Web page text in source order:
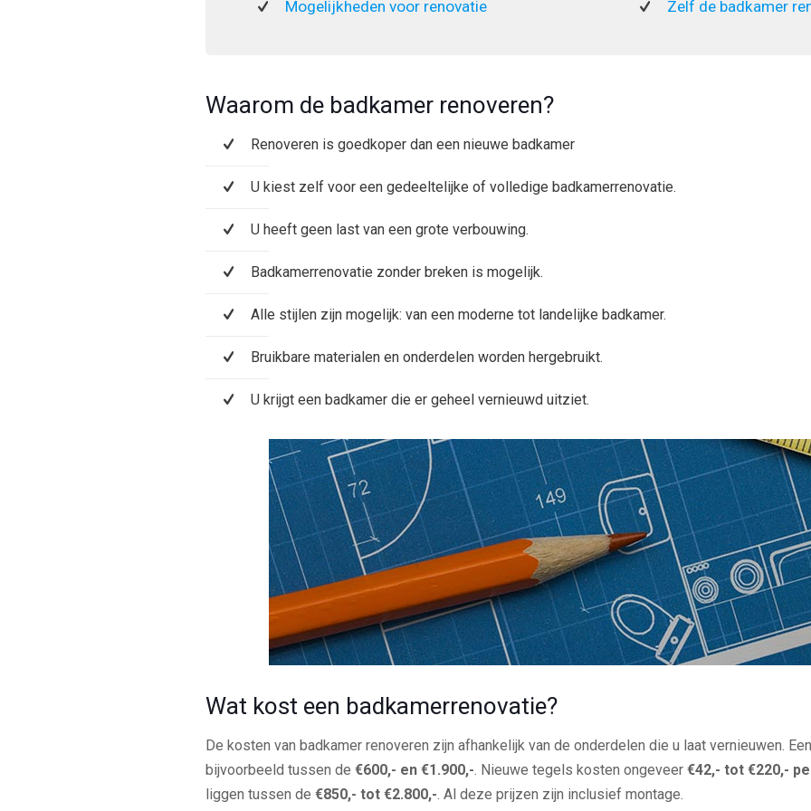
Mogelijkheden voor renovatie Zelf de badkamer
Waarom de badkamer renoveren?
Renoveren is goedkoper dan een nieuwe badkamer
U kiest zelf voor een gedeeltelijke of volledige badkamerrenovatie.
U heeft geen last van een grote verbouwing.
Badkamerrenovatie zonder breken is mogelijk.
Alle stijlen zijn mogelijk: van een moderne tot landelijke badkamer.
Bruikbare materialen en onderdelen worden hergebruikt.
U krijgt een badkamer die er geheel vernieuwd uitziet.
Wat kost een badkamerrenovatie?
De kosten van badkamer renoveren zijn afhankelijk van de onderdelen die u laat vernieuwen.
bijvoorbeeld tussen de €600,- en €1.900,-. Nieuwe tegels kosten ongeveer €42,- tot €220,-
liggen tussen de €850,- tot €2.800,-. Al deze prijzen zijn inclusief montage.